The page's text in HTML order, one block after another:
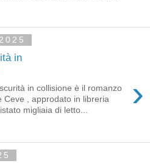
in
›
in collisione è il romanzo
Ceve , approdato in libreria
migliaia di letto...